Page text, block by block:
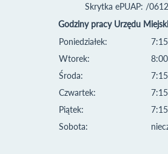
Skrytka ePUAP: /
Godziny pracy Urzędu
Poniedziałek:
Wtorek:
Środa:
Czwartek:
Piątek:
Sobota: